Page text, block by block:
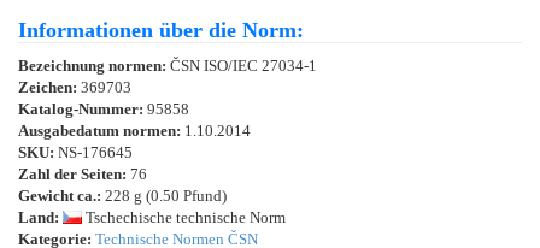
Informationen über die Norm:
Bezeichnung normen: ČSN ISO/IEC 27034-1
Zeichen: 369703
Katalog-Nummer: 95858
Ausgabedatum normen: 1.10.2014
SKU: NS-176645
Zahl der Seiten: 76
Gewicht ca.: 228 g (0.50 Pfund)
Land:
Tschechische technische Norm
Kategorie: Technische Normen ČSN